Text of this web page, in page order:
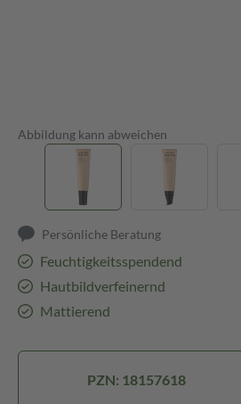
Abbildung kann abweichen
Persönliche Beratung
Feuchtigkeitsspendend
Hautbildverfeinernd
Mattierend
PZN: 18157618